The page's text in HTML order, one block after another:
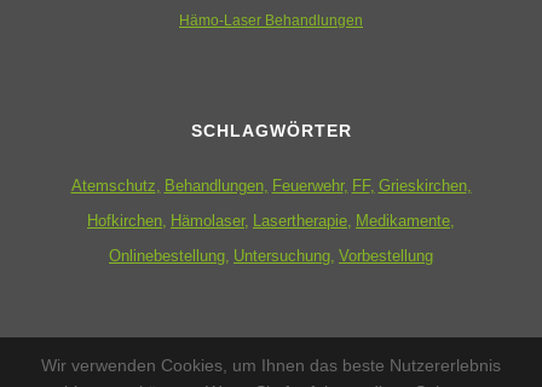
Hämo-Laser Behandlungen
SCHLAGWÖRTER
Atemschutz Behandlungen Feuerwehr FF Grieskirchen
Hofkirchen Hämolaser Lasertherapie Medikamente
Onlinebestellung Untersuchung Vorbestellung
Wir verwenden Cookies, um Ihnen das beste Nutzererlebnis